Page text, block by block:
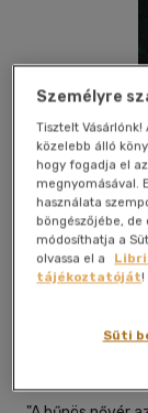
Beleolvasok
Személyre
Tisztelt
közelebb álló
hogy fogadja el
megnyomásával.
használata
böngészőjébe,
módosíthatja a
olvassa el a
Libri
tájékoztatóját!
Süti